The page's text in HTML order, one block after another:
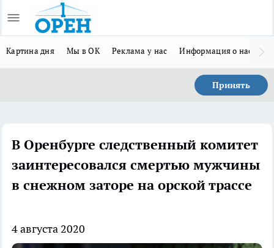
Картина дня Мы в ОК Реклама у нас Информация о нас
Принять
В Оренбурге следственный комитет
заинтересовался смертью мужчины
в снежном заторе на орской трассе
4 августа 2020